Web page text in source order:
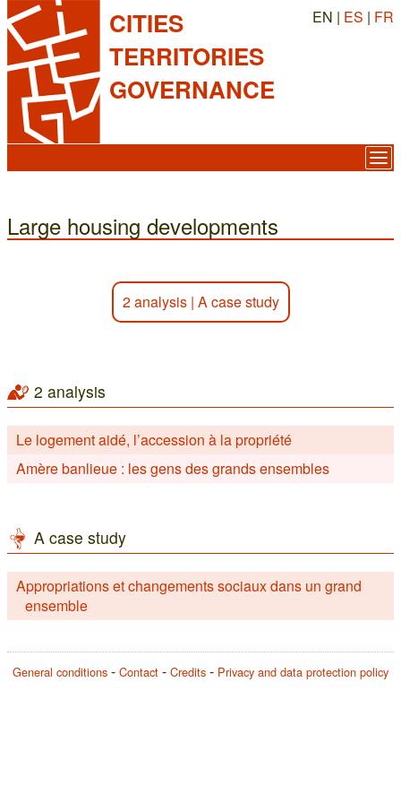
CITIES
TERRITORIES
GOVERNANCE
EN | ES | FR
Large housing developments
2 analysis| A case study
2 analysis
Le logement aidé, l’accession à la propriété
Amère banlieue : les gens des grands ensembles
A case study
Appropriations et changements sociaux dans un grand
ensemble
General conditions Contact Credits Privacy and data protection policy